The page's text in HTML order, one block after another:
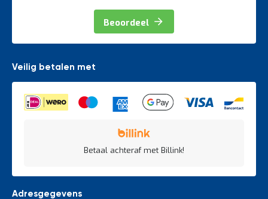
Beoordeel
Veilig betalen met
Betaal achteraf met Billink!
Adresgegevens